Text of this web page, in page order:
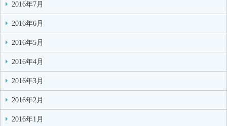
2016年7月
2016年6月
2016年5月
2016年4月
2016年3月
2016年2月
2016年1月